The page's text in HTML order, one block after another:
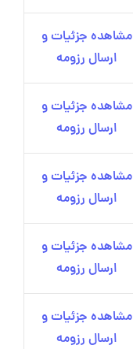
مشاهده جزئیات و
ارسال رزومه
مشاهده جزئیات و
ارسال رزومه
مشاهده جزئیات و
ارسال رزومه
مشاهده جزئیات و
ارسال رزومه
مشاهده جزئیات و
ارسال رزومه